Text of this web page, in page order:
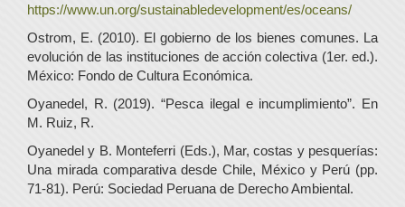
https://www.un.org/sustainabledevelopment/es/oceans/
Ostrom, E. (2010). El gobierno de los bienes comunes. La
evolución de las instituciones de acción colectiva (1er. ed.).
México: Fondo de Cultura Económica.
Oyanedel, R. (2019). “Pesca ilegal e incumplimiento”. En
M. Ruiz, R.
Oyanedel y B. Monteferri (Eds.), Mar, costas y pesquerías:
Una mirada comparativa desde Chile, México y Perú (pp.
71-81). Perú: Sociedad Peruana de Derecho Ambiental.